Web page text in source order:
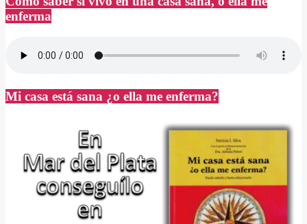
enferma
Mi casa está sana ¿o ella me enferma?